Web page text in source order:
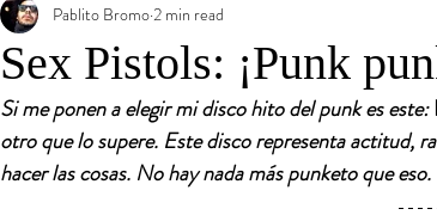
Sex Pistols: ¡Punk
Pablito Bromo2 min read
Si me ponen a elegir mi disco hito del punk es este:
otro que lo supere. Este disco representa actitud,
hacer las cosas. No hay nada más punketo que eso.